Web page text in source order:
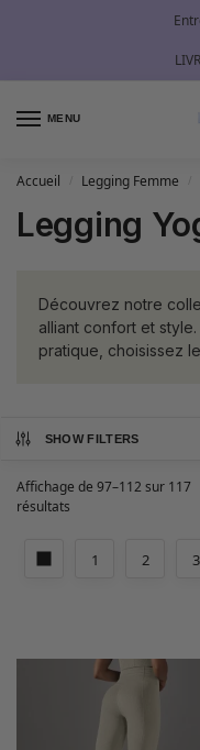
MENU
Accueil Legging Femme
Legging
Découvrez notre
alliant confort et
pratique, choisissez
SHOW FILTERS
Affichage de 97–112 sur 117
résultats
1 2 3